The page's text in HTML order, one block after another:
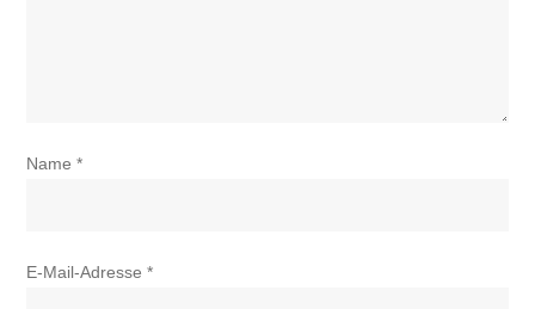
Name*
E-Mail-Adresse*